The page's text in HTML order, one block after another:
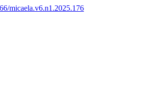
micaela.v6.n1.2025.176